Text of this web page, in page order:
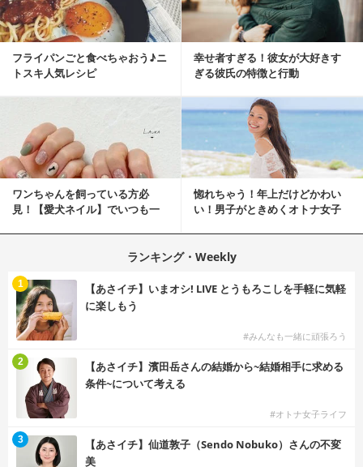
フライパンごと食べちゃおう♪ニ
トスキ人気レシピ
幸せ者すぎる！彼女が大好きす
ぎる彼氏の特徴と行動
ワンちゃんを飼っている方必
見！【愛犬ネイル】でいつも一
惚れちゃう！年上だけどかわい
い！男子がときめくオトナ女子
ランキング・Weekly
【あさイチ】いまオシ! LIVE とうもろこしを手軽に気軽
に楽しもう
#みんなも一緒に頑張ろう
1
【あさイチ】濱田岳さんの結婚から~結婚相手に求める
条件~について考える
#オトナ女子ライフ
2
【あさイチ】仙道敦子（Sendo Nobuko）さんの不変
美
3